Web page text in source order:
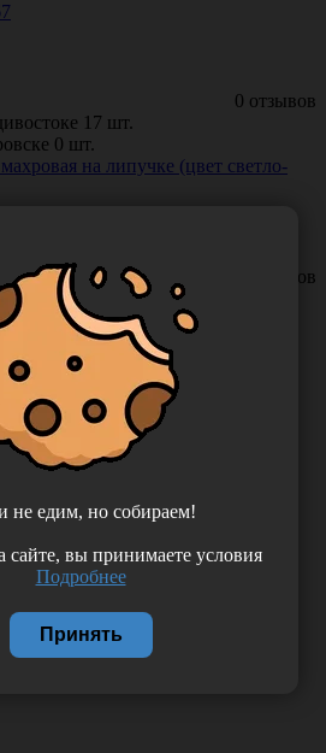
0 отзывов
17 шт.
0 шт.
на липучке (цвет светло-
0 отзывов
1 шт.
0 шт.
заботу о пациентах.
побед!
не едим, но собираем!
сайте, вы принимаете условия
Подробнее
Принять